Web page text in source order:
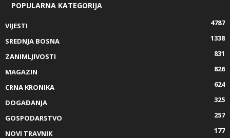
POPULARNA KATEGORIJA
VIJESTI
4787
SREDNJA BOSNA
1338
ZANIMLJIVOSTI
831
MAGAZIN
826
CRNA KRONIKA
624
DOGAĐANJA
325
GOSPODARSTVO
257
NOVI TRAVNIK
177